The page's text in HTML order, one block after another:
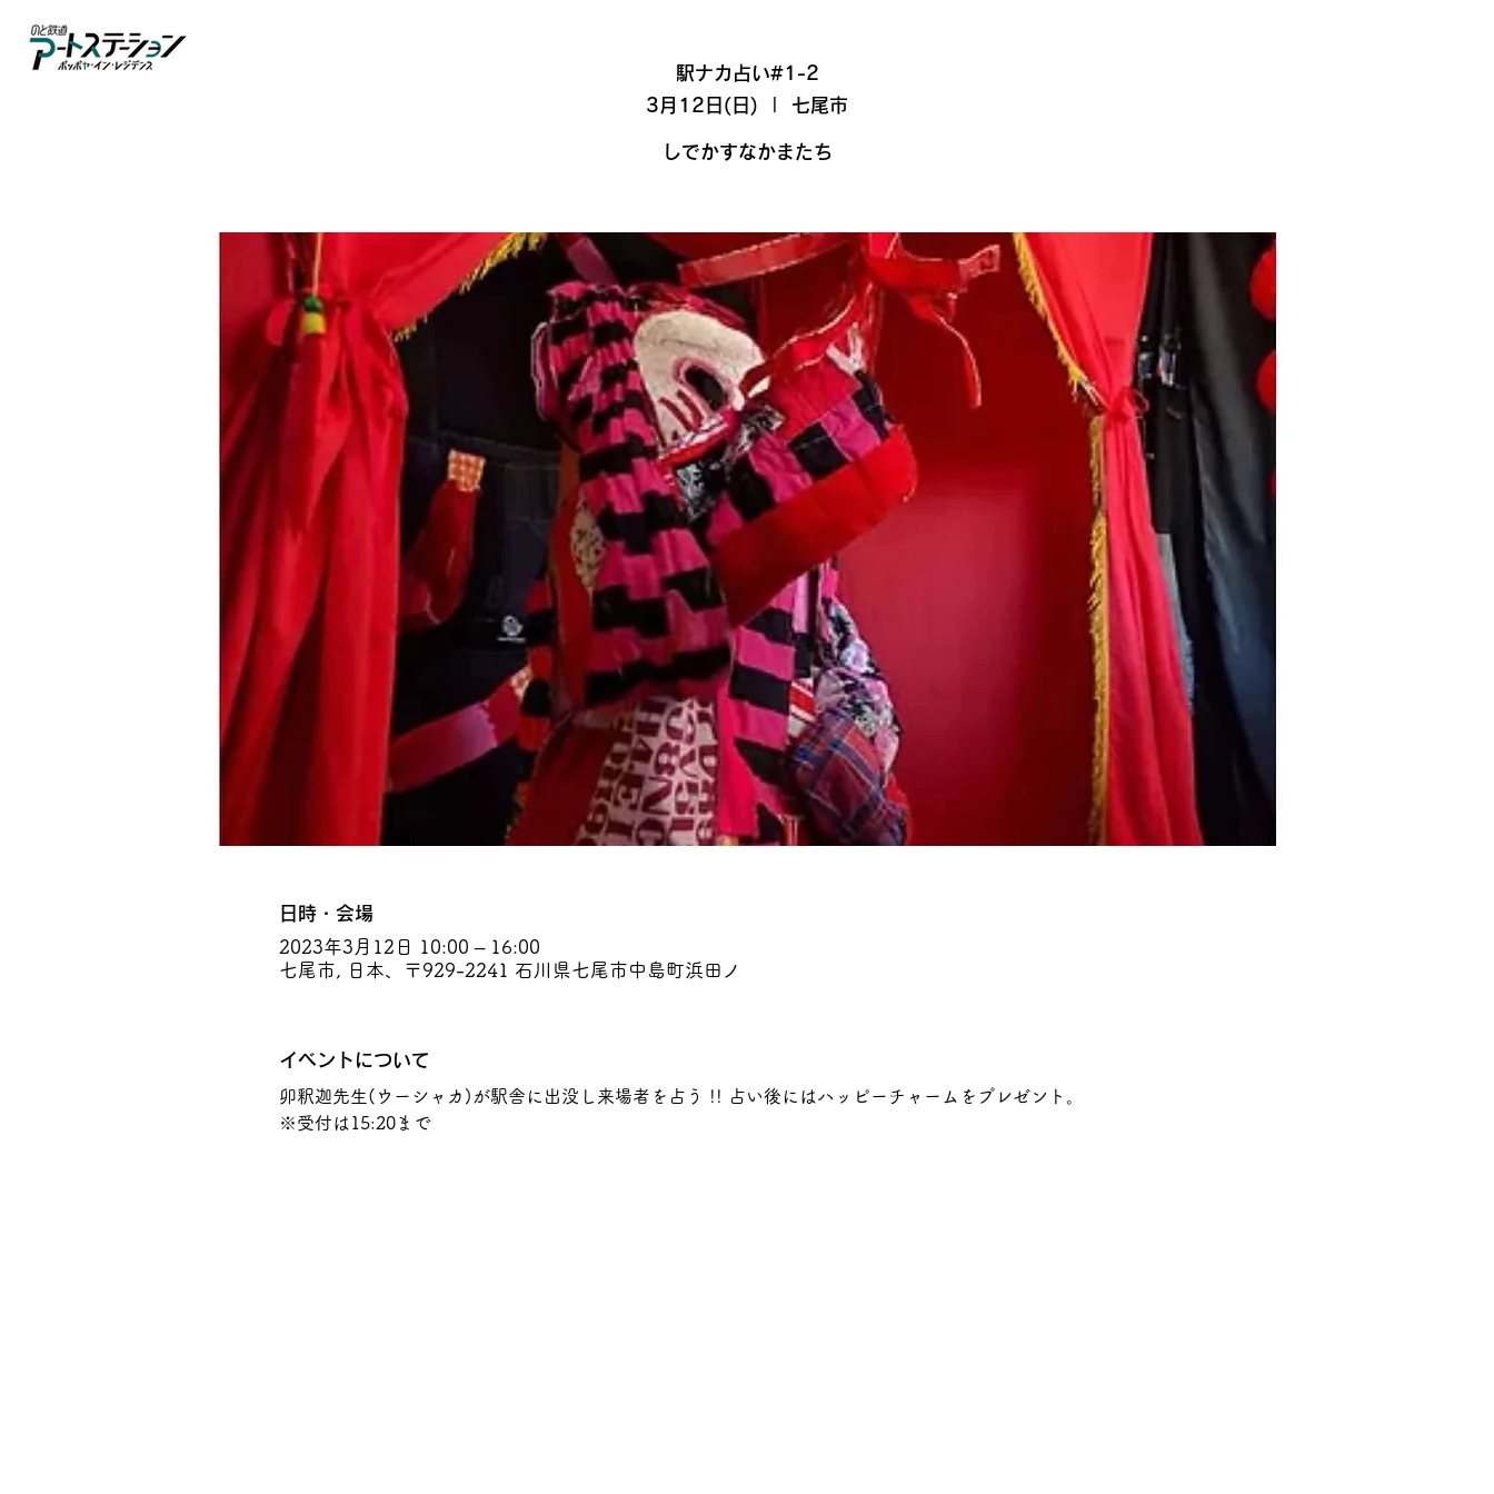
駅ナカ占い#1-2
3月12日(日)
七尾市
しでかすなかまたち
日時・会場
2023年3月12日 10:00 – 16:00
七尾市, 日本、〒929-2241 石川県七尾市中島町浜田ノ
イベントについて
卯釈迦先生(ウーシャカ)が駅舎に出没し来場者を占う !! 占い後にはハッピーチャームをプレゼント。
※受付は15:20まで